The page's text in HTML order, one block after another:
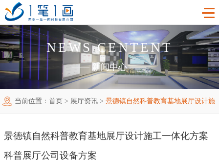
首页
工程案例
主题多媒体展厅
法治教育基地
产品中心
AR增强现实
公司新闻
关于我们
NEWS CENTENT
—— 新闻中心 ——
当前位置： 首页 > 展厅资讯 > 景德镇自然科普教育基地展厅设计施
景德镇自然科普教育基地展厅设计施工一体化方案
科普展厅公司设备方案